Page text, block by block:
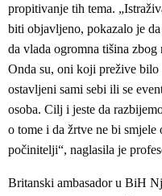
propitivanje tih tema.
biti objavljeno, pokazalo je
da vlada ogromna tišina
Onda su, oni koji prežive
ostavljeni sami sebi ili se
osoba. Cilj i jeste da
o tome i da žrtve ne bi smjele
počinitelji“, naglasila je
Britanski ambasador u BiH